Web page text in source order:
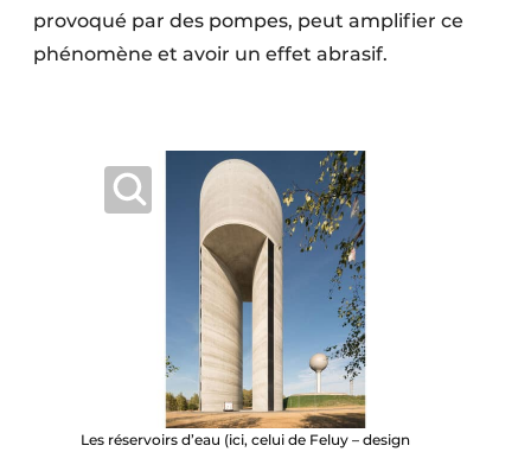
provoqué par des pompes, peut amplifier ce
phénomène et avoir un effet abrasif.
Les réservoirs d’eau (ici, celui de Feluy – design